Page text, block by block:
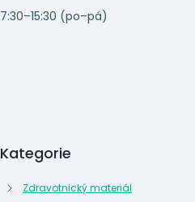
7:30–15:30 (po–pá)
Kategorie
Zdravotnický materiál